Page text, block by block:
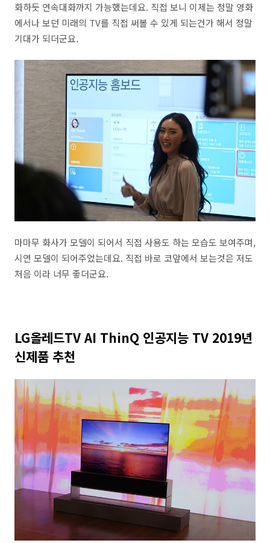
화하듯 연속대화까지 가능했는데요. 직접 보니 이제는 정말 영화
에서나 보던 미래의 TV를 직접 써볼 수 있게 되는건가 해서 정말
기대가 되더군요.
마마무 화사가 모델이 되어서 직접 사용도 하는 모습도 보여주며,
시연 모델이 되어주었는데요. 직접 바로 코앞에서 보는것은 저도
처음 이라 너무 좋더군요.
LG올레드TV AI ThinQ 인공지능 TV 2019년
신제품 추천